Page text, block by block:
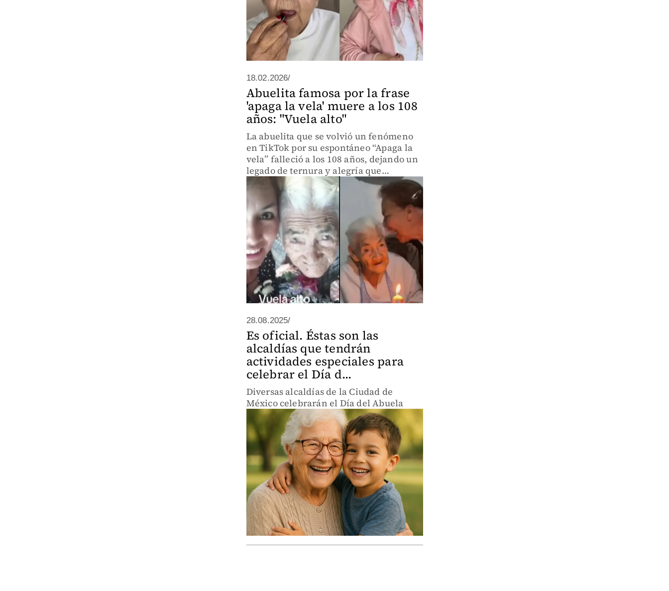
18.02.2026/
Abuelita famosa por la frase
'apaga la vela' muere a los 108
años: "Vuela alto"
La abuelita que se volvió un fenómeno
en TikTok por su espontáneo “Apaga la
vela” falleció a los 108 años, dejando un
legado de ternura y alegría que
conquistó a millones de usuarios.
28.08.2025/
Es oficial. Éstas son las
alcaldías que tendrán
actividades especiales para
celebrar el Día d...
Diversas alcaldías de la Ciudad de
México celebrarán el Día del Abuela